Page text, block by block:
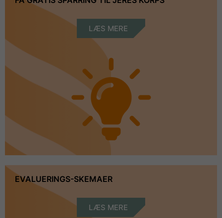
LÆS MERE
EVALUERINGS-SKEMAER
LÆS MERE